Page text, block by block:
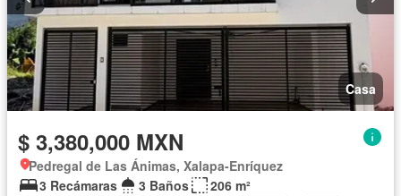
Casa
$ 3,380,000 MXN
Pedregal de Las Ánimas, Xalapa-Enríquez
3 Recámaras
3 Baños
206 m²